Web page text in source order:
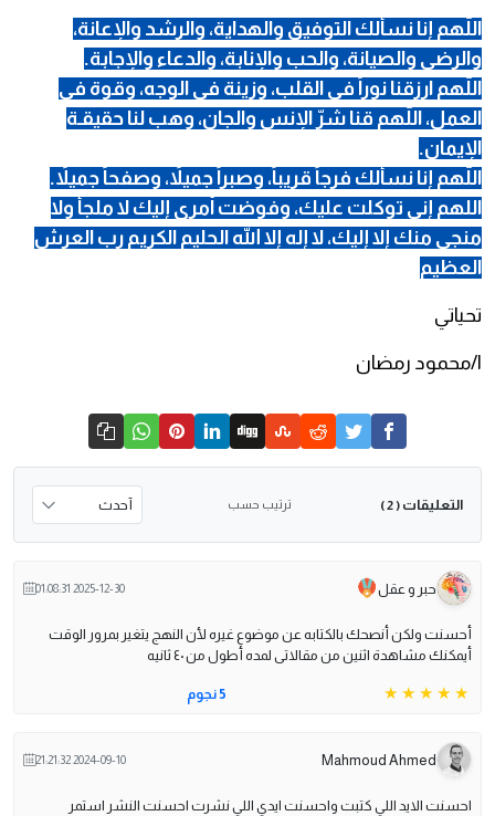
اللّهم إنا نسألك التوفيق والهداية، والرشد والإعانة،
والرضى والصيانة، والحب والإنابة، والدعاء والإجابة.
اللّهم ارزقنا نوراً في القلب، وزينة في الوجه، وقوة في
العمل، اللّهم قنا شرّ الإنس والجان، وهب لنا حقيقـة
الإيمان.
اللّهم إنا نسألك فرجاً قريباً، وصبراً جميلاً، وصفحاً جميلاً.
اللهم إني توكلت عليك، وفوضت أمري إليك لا ملجأ ولا
منجى منك إلا إليك، لا إله إلا الله الحليم الكريم رب العرش
العظيم
تحياتي
ا/محمود رمضان
التعليقات ( 2 ) ترتيب حسب
حبر و عقل 2025-12-30 01:08:31
أحسنت ولكن أنصحك بالكتابه عن موضوع غيره لأن النهج يتغير بمرور الوقت
أيمكنك مشاهدة اثنين من مقالاتى لمده أطول من ٤٠ ثانيه
5 نجوم
Mahmoud Ahmed
2024-09-10 21:21:32
احسنت الايد اللي كتبت واحسنت ايدي اللي نشرت احسنت النشر استمر